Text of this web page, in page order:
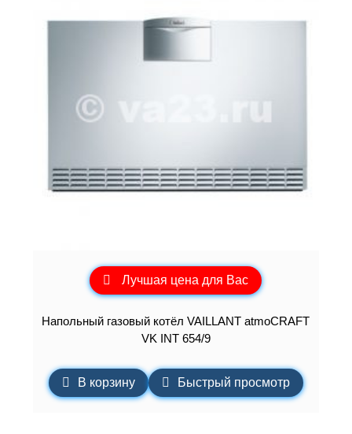
Лучшая цена для Вас
Напольный газовый котёл VAILLANT atmoCRAFT
VK INT 654/9
В корзину Быстрый просмотр